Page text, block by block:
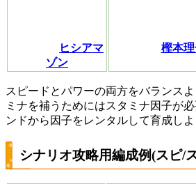
ヒシアマ
ゾン
樫本
スピードとパワーの両方をバランス
ミナを補うためにはスタミナ因子が
ンドから因子をレンタルして育成しよ
シナリオ攻略用編成例(スピ/